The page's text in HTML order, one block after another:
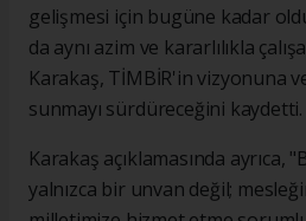
gelişmesi için bugüne kadar
da aynı azim ve kararlılıkla
Karakaş, TİMBİR'in vizyonuna
sunmayı sürdüreceğini kaydetti.
Karakaş açıklamasında ayrıca,
yalnızca bir unvan değil;